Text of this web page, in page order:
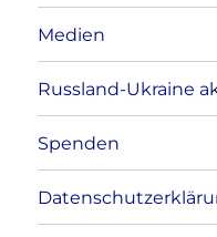
Medien
Russland-Ukraine
Spenden